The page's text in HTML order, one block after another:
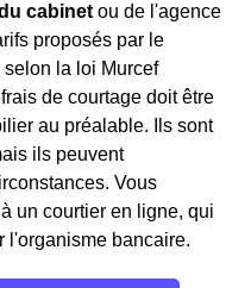
cabinet ou de l'agence
proposés par le
selon la loi Murcef
de courtage doit être
au préalable. Ils sont
ils peuvent
Vous
un courtier en ligne, qui
l'organisme bancaire.